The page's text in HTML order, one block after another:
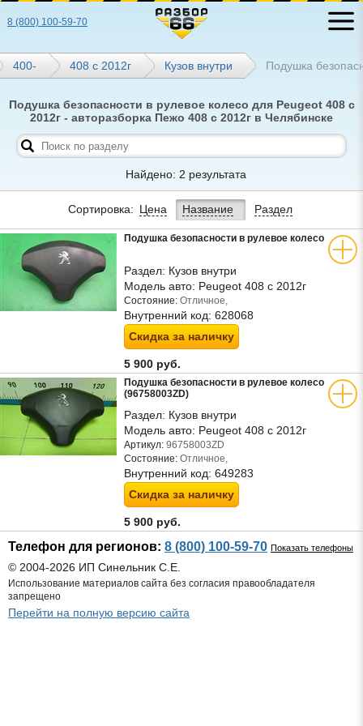
8 (800) 100-59-70
400- 408 с 2012г Кузов внутри Подушка
Подушка безопасности в рулевое колесо для Peugeot 408 с
2012г - авторазборка Пежо 408 с 2012г в Челябинске
Найдено: 2 результата
Сортировка: Цена Название Раздел
Подушка безопасности в рулевое колесо
Раздел: Кузов внутри
Модель авто: Peugeot 408 с 2012г
Состояние: Отличное,
Внутренний код: 628068
Скидка за наличку
5 900 руб.
Подушка безопасности в рулевое колесо
(96758003ZD)
Раздел: Кузов внутри
Модель авто: Peugeot 408 с 2012г
Артикул: 96758003ZD
Состояние: Отличное,
Внутренний код: 649283
Скидка за наличку
5 900 руб.
Телефон для регионов: 8 (800) 100-59-70 Показать телефоны
© 2004-2026 ИП Синельник С.Е.
Использование материалов сайта без согласия правообладателя
запрещено
Перейти на полную версию сайта